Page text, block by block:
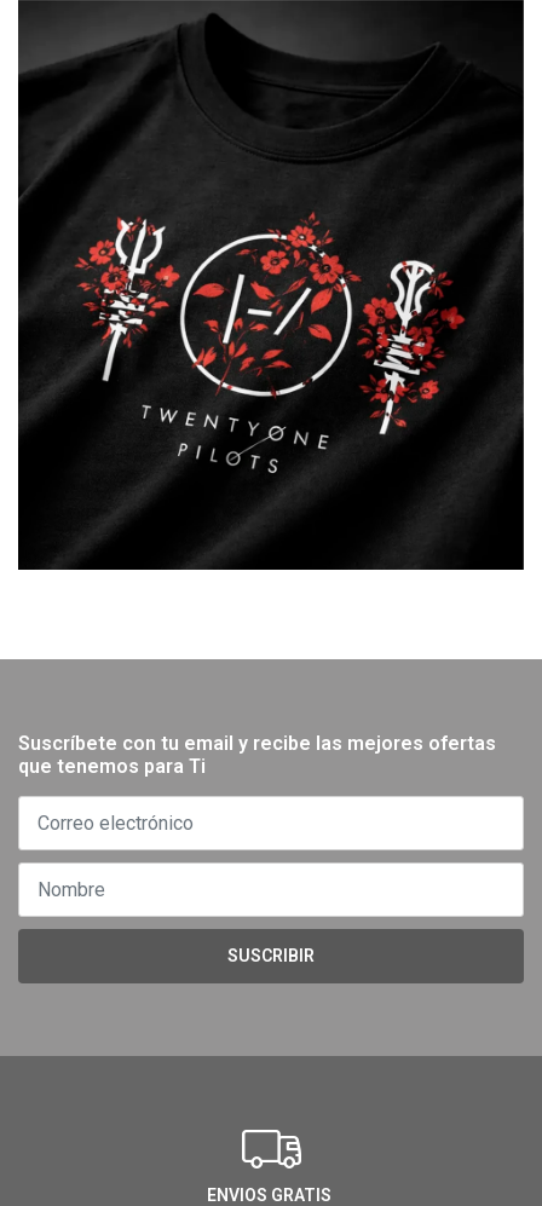
Suscríbete con tu email y recibe las mejores ofertas
que tenemos para Ti
SUSCRIBIR
ENVIOS GRATIS